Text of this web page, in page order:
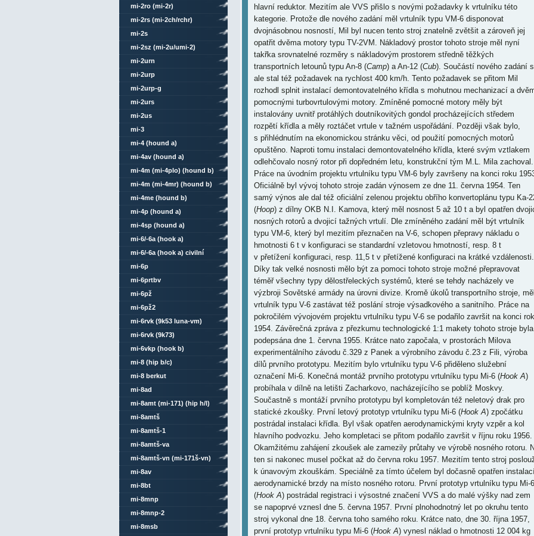
hlavní reduktor. Mezitím ale VVS přišlo s novými požadavky k vrtulníku této
kategorie. Protože dle nového zadání měl vrtulník typu VM-6 disponovat
dvojnásobnou nosností, Mil byl nucen tento stroj znatelně zvětšit a zároveň jej
opatřit dvěma motory typu TV-2VM. Nákladový prostor tohoto stroje měl nyní
takřka srovnatelné rozměry s nákladovým prostorem středně těžkých
transportních letounů typu An-8 (Camp) a An-12 (Cub). Součástí nového zadání
ale stal též požadavek na rychlost 400 km/h. Tento požadavek se přitom Mil
rozhodl splnit instalací demontovatelného křídla s mohutnou mechanizací a
pomocnými turbovrtulovými motory. Zmíněné pomocné motory měly být
instalovány uvnitř protáhlých doutníkovitých gondol procházejících středem
rozpětí křídla a měly roztáčet vrtule v tažném uspořádání. Později však bylo,
s přihlédnutím na ekonomickou stránku věci, od použití pomocných motorů
opuštěno. Naproti tomu instalaci demontovatelného křídla, které svým vztlakem
odlehčovalo nosný rotor při dopředném letu, konstrukční tým M.L. Mila zachoval.
Práce na úvodním projektu vrtulníku typu VM-6 byly završeny na konci roku
Oficiálně byl vývoj tohoto stroje zadán výnosem ze dne 11. června 1954. Ten
samý výnos ale dal též oficiální zelenou projektu obřího konvertoplánu typu Ka-
(Hoop) z dílny OKB N.I. Kamova, který měl nosnost 5 až 10 t a byl opatřen
nosných rotorů a dvojicí tažných vrtulí. Dle zmíněného zadání měl být vrtulník
typu VM-6, který byl mezitím přeznačen na V-6, schopen přepravy nákladu o
hmotnosti 6 t v konfiguraci se standardní vzletovou hmotností, resp. 8 t
v přetížení konfiguraci, resp. 11,5 t v přetížené konfiguraci na krátké vzdálenosti.
Díky tak velké nosnosti mělo být za pomoci tohoto stroje možné přepravovat
téměř všechny typy dělostřeleckých systémů, které se tehdy nacházely ve
výzbroji Sovětské armády na úrovni divize. Kromě úkolů transportního stroje, měl
vrtulník typu V-6 zastávat též poslání stroje výsadkového a sanitního. Práce na
pokročilém vývojovém projektu vrtulníku typu V-6 se podařilo završit na konci
1954. Závěrečná zpráva z přezkumu technologické 1:1 makety tohoto stroje byla
podepsána dne 1. června 1955. Krátce nato započala, v prostorách Milova
experimentálního závodu č.329 z Panek a výrobního závodu č.23 z Fili, výroba
dílů prvního prototypu. Mezitím bylo vrtulníku typu V-6 přiděleno služební
označení Mi-6. Konečná montáž prvního prototypu vrtulníku typu Mi-6 (Hook A)
probíhala v dílně na letišti Zacharkovo, nacházejícího se poblíž Moskvy.
Součastně s montáží prvního prototypu byl kompletován též neletový drak pro
statické zkoušky. První letový prototyp vrtulníku typu Mi-6 (Hook A) zpočátku
postrádal instalaci křídla. Byl však opatřen aerodynamickými kryty vzpěr a kol
hlavního podvozku. Jeho kompletaci se přitom podařilo završit v říjnu roku 1956.
Okamžitému zahájení zkoušek ale zamezily průtahy ve výrobě nosného rotoru.
ten si nakonec musel počkat až do června roku 1957. Mezitím tento stroj
k únavovým zkouškám. Speciálně za tímto účelem byl dočasně opatřen
aerodynamické brzdy na místo nosného rotoru. První prototyp vrtulníku typu Mi-6
(Hook A) postrádal registraci i výsostné značení VVS a do malé výšky nad zem
se napoprvé vznesl dne 5. června 1957. První plnohodnotný let po okruhu tento
stroj vykonal dne 18. června toho samého roku. Krátce nato, dne 30. října 1957,
první prototyp vrtulníku typu Mi-6 (Hook A) vynesl náklad o hmotnosti 12 004 kg
mi-2ro (mi-2r)
mi-2rs (mi-2ch/rchr)
mi-2s
mi-2sz (mi-2u/umi-2)
mi-2urn
mi-2urp
mi-2urp-g
mi-2urs
mi-2us
mi-3
mi-4 (hound a)
mi-4av (hound a)
mi-4m (mi-4plo) (hound b)
mi-4m (mi-4mr) (hound b)
mi-4me (hound b)
mi-4p (hound a)
mi-4sp (hound a)
mi-6/-6a (hook a)
mi-6/-6a (hook a) civilní
mi-6p
mi-6prtbv
mi-6pž
mi-6pž2
mi-6rvk (9k53 luna-vm)
mi-6rvk (9k73)
mi-6vkp (hook b)
mi-8 (hip b/c)
mi-8 berkut
mi-8ad
mi-8amt (mi-171) (hip h/l)
mi-8amtš
mi-8amtš-1
mi-8amtš-va
mi-8amtš-vn (mi-171š-vn)
mi-8av
mi-8bt
mi-8mnp
mi-8mnp-2
mi-8msb